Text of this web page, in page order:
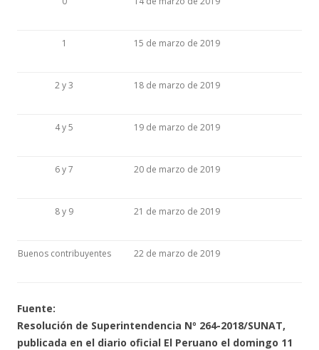
1 15 de marzo de 2019
2 y 3 18 de marzo de 2019
4 y 5 19 de marzo de 2019
6 y 7 20 de marzo de 2019
8 y 9 21 de marzo de 2019
Buenos contribuyentes 22 de marzo de 2019
Fuente:
Resolución de Superintendencia Nº 264-2018/SUNAT,
publicada en el diario oficial El Peruano el domingo 11